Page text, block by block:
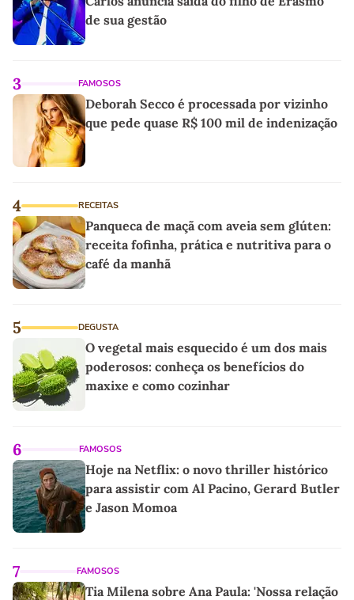
de sua gestão
3 FAMOSOS
Deborah Secco é processada por vizinho
que pede quase R$ 100 mil de indenização
4 RECEITAS
Panqueca de maçã com aveia sem glúten:
receita fofinha, prática e nutritiva para o
café da manhã
5 DEGUSTA
O vegetal mais esquecido é um dos mais
poderosos: conheça os benefícios do
maxixe e como cozinhar
6 FAMOSOS
Hoje na Netflix: o novo thriller histórico
para assistir com Al Pacino, Gerard Butler
e Jason Momoa
7 FAMOSOS
Tia Milena sobre Ana Paula: 'Nossa relação